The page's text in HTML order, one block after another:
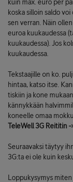
kuin max. euro per
koska silloin saldo
sen verran. Näin
euroa kuukaudessa
kuukaudessa). Jos
kuukaudessa.
Tekstaajille on ko.
hintaa, katso itse.
tiskiin ja kone
kännykkään
koneelle omaa
TeleWell 3G Reititin
Seuraavaksi täytyy
3G:ta ei ole kuin
Loppukysymys